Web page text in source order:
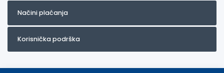
Načini plaćanja
Korisnička podrška